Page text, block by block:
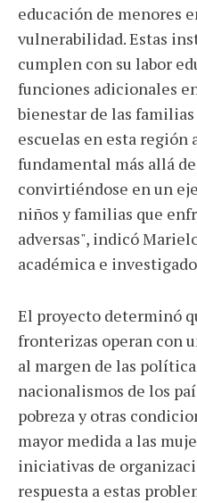
educación de menores
vulnerabilidad. Estas
cumplen con su labor
funciones adicionales
bienestar de las
escuelas en esta región
fundamental más allá
convirtiéndose en un
niños y familias que
adversas", indicó
académica e
El proyecto determinó
fronterizas operan con
al margen de las
nacionalismos de los
pobreza y otras
mayor medida a las
iniciativas de
respuesta a estas